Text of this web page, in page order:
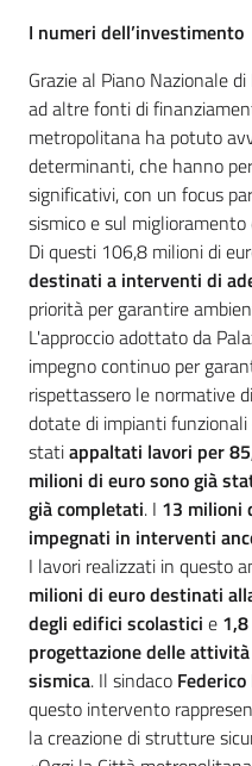
I numeri dell’investimento
Grazie al Piano Nazionale
ad altre fonti di
metropolitana ha potuto
determinanti, che hanno
significativi, con un focus
sismico e sul
Di questi 106,8 milioni di
destinati a interventi di
priorità per garantire
L'approccio adottato da
impegno continuo per
rispettassero le normative
dotate di impianti
statiappaltati lavori per
milioni di euro sono già
già completati. I 13 milioni
impegnati in interventi
I lavori realizzati in questo
milioni di euro destinati
degli edifici scolastici e
progettazione delle
sismica. Il sindaco
questo intervento
la creazione di strutture